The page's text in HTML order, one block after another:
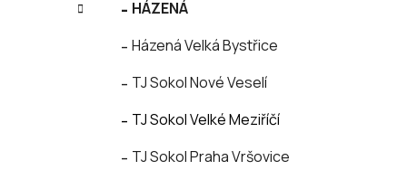
e
HÁZENÁ
Házená Velká Bystřice
TJ Sokol Nové Veselí
TJ Sokol Velké Meziříčí
TJ Sokol Praha Vršovice